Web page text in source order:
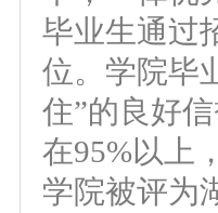
毕业生通过
位。学院毕
住”的良好
在95%以上
学院被评为